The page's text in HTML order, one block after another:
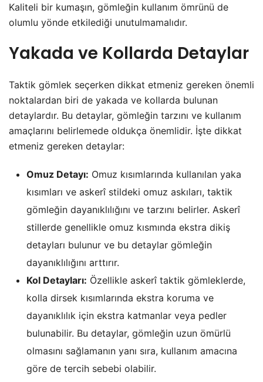
Kaliteli bir kumaşın, gömleğin kullanım ömrünü de
olumlu yönde etkilediği unutulmamalıdır.
Yakada ve Kollarda Detaylar
Taktik gömlek seçerken dikkat etmeniz gereken önemli
noktalardan biri de yakada ve kollarda bulunan
detaylardır. Bu detaylar, gömleğin tarzını ve kullanım
amaçlarını belirlemede oldukça önemlidir. İşte dikkat
etmeniz gereken detaylar:
Omuz Detayı: Omuz kısımlarında kullanılan yaka
kısımları ve askerî stildeki omuz askıları, taktik
gömleğin dayanıklılığını ve tarzını belirler. Askerî
stillerde genellikle omuz kısmında ekstra dikiş
detayları bulunur ve bu detaylar gömleğin
dayanıklılığını arttırır.
Kol Detayları: Özellikle askerî taktik gömleklerde,
kolla dirsek kısımlarında ekstra koruma ve
dayanıklılık için ekstra katmanlar veya pedler
bulunabilir. Bu detaylar, gömleğin uzun ömürlü
olmasını sağlamanın yanı sıra, kullanım amacına
göre de tercih sebebi olabilir.